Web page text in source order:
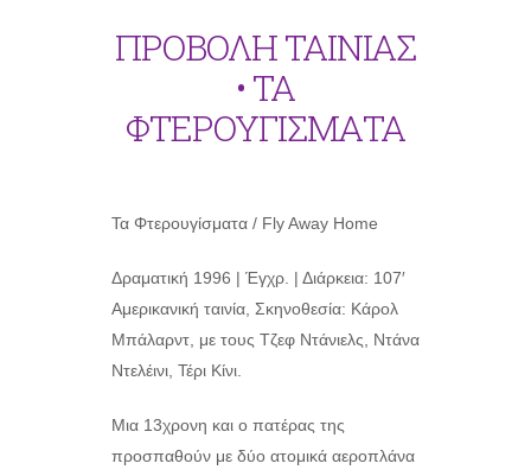
ΠΡΟΒΟΛΗ ΤΑΙΝΙΑΣ
• ΤΑ
ΦΤΕΡΟΥΓΙΣΜΑΤΑ
Τα Φτερουγίσματα / Fly Away Home
Δραματική 1996 | Έγχρ. | Διάρκεια: 107′
Αμερικανική ταινία, Σκηνοθεσία: Κάρολ
Μπάλαρντ, με τους Τζεφ Ντάνιελς, Ντάνα
Ντελέινι, Τέρι Κίνι.
Μια 13χρονη και ο πατέρας της
προσπαθούν με δύο ατομικά αεροπλάνα